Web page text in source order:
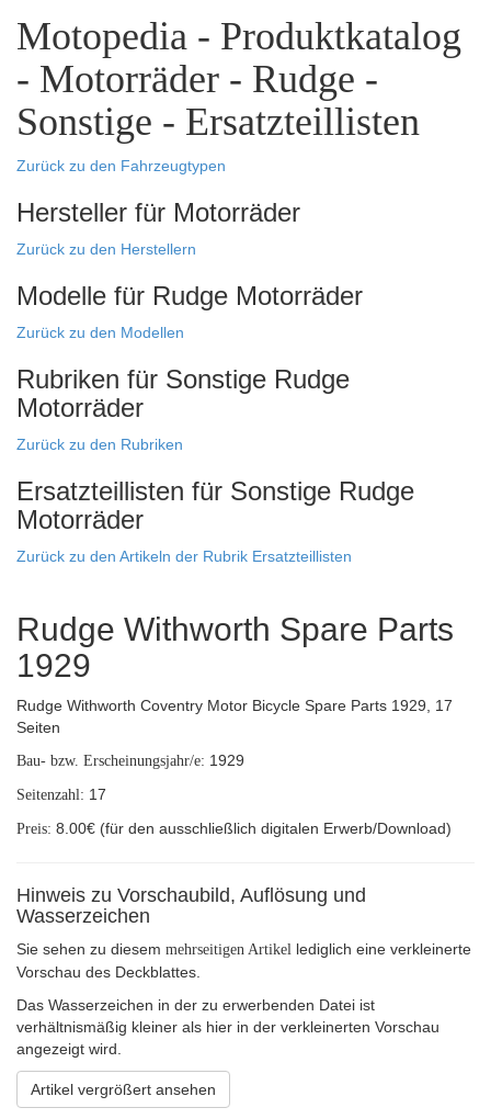
Motopedia - Produktkatalog
- Motorräder - Rudge -
Sonstige - Ersatzteillisten
Zurück zu den Fahrzeugtypen
Hersteller für Motorräder
Zurück zu den Herstellern
Modelle für Rudge Motorräder
Zurück zu den Modellen
Rubriken für Sonstige Rudge
Motorräder
Zurück zu den Rubriken
Ersatzteillisten für Sonstige Rudge
Motorräder
Zurück zu den Artikeln der Rubrik Ersatzteillisten
Rudge Withworth Spare Parts
1929
Rudge Withworth Coventry Motor Bicycle Spare Parts 1929, 17
Seiten
Bau- bzw. Erscheinungsjahr/e: 1929
Seitenzahl: 17
Preis: 8.00€ (für den ausschließlich digitalen Erwerb/Download)
Hinweis zu Vorschaubild, Auflösung und
Wasserzeichen
Sie sehen zu diesem mehrseitigen Artikel lediglich eine verkleinerte
Vorschau des Deckblattes.
Das Wasserzeichen in der zu erwerbenden Datei ist
verhältnismäßig kleiner als hier in der verkleinerten Vorschau
angezeigt wird.
Artikel vergrößert ansehen